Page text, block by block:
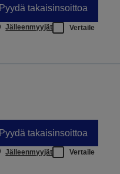
Pyydä takaisinsoittoa
Jälleenmyyjät Vertaile
Pyydä takaisinsoittoa
Jälleenmyyjät Vertaile